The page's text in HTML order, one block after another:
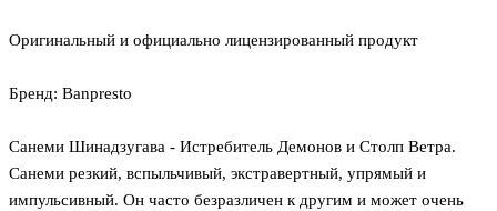
Оригинальный и официально лицензированный продукт
Бренд: Banpresto
Санеми Шинадзугава - Истребитель Демонов и Столп Ветра.
Санеми резкий, вспыльчивый, экстравертный, упрямый и
импульсивный. Он часто безразличен к другим и может очень